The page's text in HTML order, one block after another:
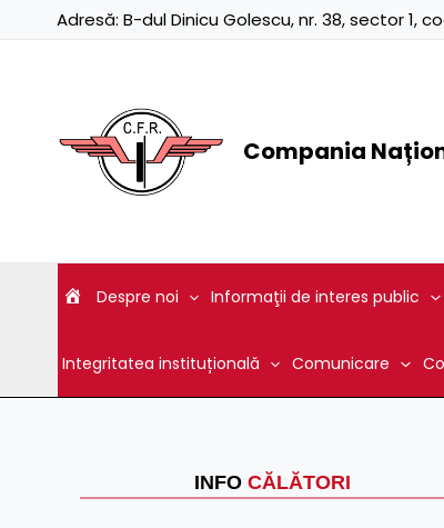
Adresă: B-dul Dinicu Golescu, nr. 38, sector 1,
Compania
Despre noi Informaţii de interes public
Integritatea instituțională Comunicare
INFO CĂLĂTORI